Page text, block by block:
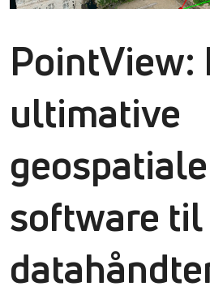
PointView:
ultimative
geospatiale
software til